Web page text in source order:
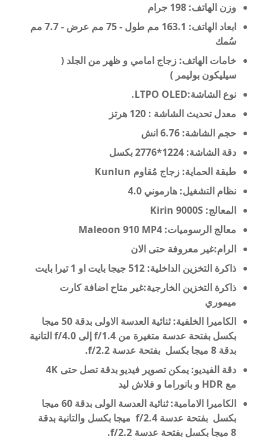
وزن الهاتف: 198 جرام
ابعاد الهاتف: 163.1 مم طول - 75 مم عرض -
7.7 مم
سُمك
خامات الهاتف: زجاج امامي و ظهر من الجلد (
سيليكون بوليمر )
نوع الشاشة:LTPO OLED.
معدل تحديث الشاشة : 120 هرتز
حجم الشاشة: 6.76 انش
دقة الشاشة: 1224*2776 بكسل
طبقة الحماية: زجاج مُقاوم Kunlun
نظام التشغيل: هارموني 4.0
المعالج: Kirin 9000S
معالج الرسوميات: Maleoon 910 MP4
الرام:غير معروفة حتى الان
ذاكرة التخزين الداخلية: 512 جيجا بايت او 1 تيرا بايت
ذاكرة التخزين الخارجية:غير متاح اضافة كارت
ميموري
الكاميرا الخلفية:ثنائية العدسة الاولى بدقة 50
ميجا
بكسل بفتحة عدسة متغيرة من f/1.4 إلى f/4.0
التانية
بدقة 8 ميجا بكسل
بفتحة عدسة f/2.2.
دقة الفيديو: يمكن تصوير فيديو بدقة تصل حتى 4K
مع HDR و
بانوراما و فلاش ليد
الكاميرا الامامية:ثنائية العدسة الولى بدقة 60
ميجا
بكسل بفتحة عدسة f/2.4
ميجا بكسل والتانية بدقة
8 ميجا بكسل بفتحة عدسة f/2.2 .